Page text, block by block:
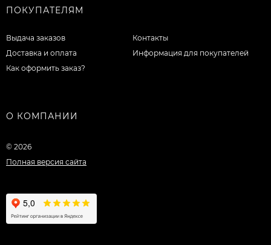
ПОКУПАТЕЛЯМ
Выдача заказов
Доставка и оплата
Как оформить заказ?
Контакты
Информация для покупателей
О КОМПАНИИ
© 2026
Полная версия сайта